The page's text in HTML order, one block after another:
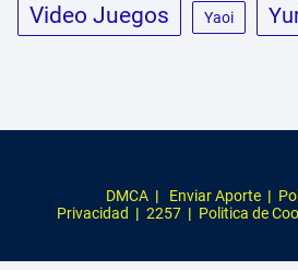
Video Juegos Yaoi
DMCA | Enviar Aporte |
Privacidad | 2257 | Politica de